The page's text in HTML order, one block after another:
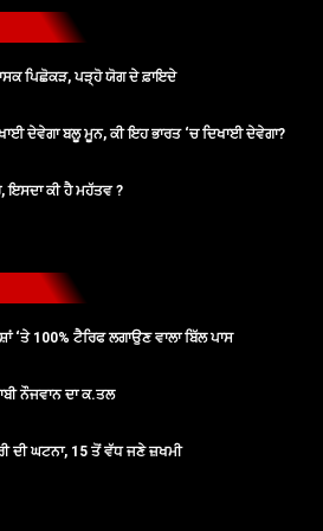
ਪਿਛੋਕੜ, ਪੜ੍ਹੋ ਯੋਗ ਦੇ ਫ਼ਾਇਦੇ
ਦੇਵੇਗਾ ਬਲੂ ਮੂਨ, ਕੀ ਇਹ ਭਾਰਤ ‘ਚ ਦਿਖਾਈ ਦੇਵੇਗਾ?
ਇਸਦਾ ਕੀ ਹੈ ਮਹੱਤਵ ?
‘ਤੇ 100% ਟੈਰਿਫ ਲਗਾਉਣ ਵਾਲਾ ਬਿੱਲ ਪਾਸ
ਨੌਜਵਾਨ ਦਾ ਕ.ਤਲ
ਦੀ ਘਟਨਾ, 15 ਤੋਂ ਵੱਧ ਜਣੇ ਜ਼ਖਮੀ